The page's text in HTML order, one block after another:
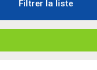
Filtrer la liste